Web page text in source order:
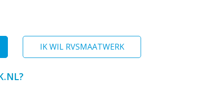
IK WIL RVSMAATWERK